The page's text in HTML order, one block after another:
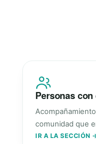
Personas
comunidad que
IR A LA SECCIÓN